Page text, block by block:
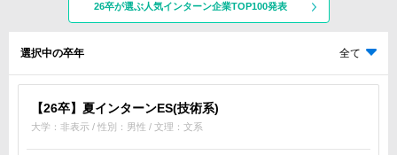
26卒が選ぶ人気インターン企業TOP100発表
選択中の卒年 全て
【26卒】夏インターンES(技術系)
大学：非表示 / 性別：男性 / 文理：文系